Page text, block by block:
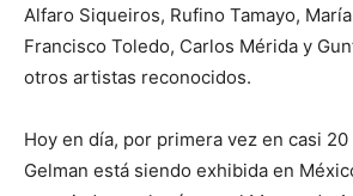
Alfaro Siqueiros, Rufino Tamayo,
Francisco Toledo, Carlos Mérida y
otros artistas reconocidos.
Hoy en día, por primera vez en casi
Gelman está siendo exhibida en